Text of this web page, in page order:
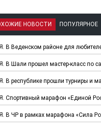
НОВОСТИ ПОПУЛЯРНОЕ
В Веденском районе для
В Шали прошел мастер-класс по
В республике прошли турниры и
Спортивный марафон «Единой
В ЧР в рамках марафона «Сила